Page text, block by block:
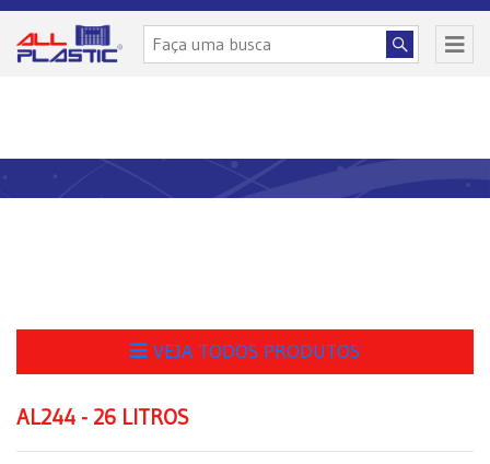
VEJA TODOS PRODUTOS
AL244 - 26 LITROS